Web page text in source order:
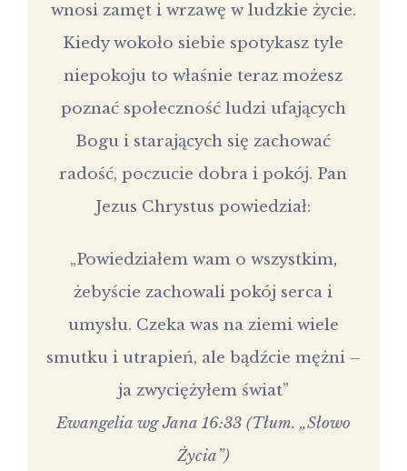
wnosi zamęt i wrzawę w ludzkie życie.
Kiedy wokoło siebie spotykasz tyle
niepokoju to właśnie teraz możesz
poznać społeczność ludzi ufających
Bogu i starających się zachować
radość, poczucie dobra i pokój. Pan
Jezus Chrystus powiedział:
„Powiedziałem wam o wszystkim,
żebyście zachowali pokój serca i
umysłu. Czeka was na ziemi wiele
smutku i utrapień, ale bądźcie mężni –
ja zwyciężyłem świat”
Ewangelia wg Jana 16:33 (Tłum. „Słowo
Życia”)